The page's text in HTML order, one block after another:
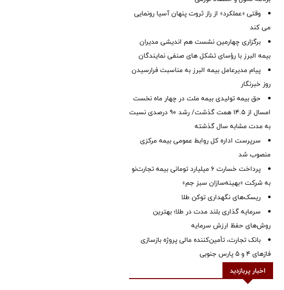
وقتی «عملکرد» از راز ثروت پنهان آسیا رونمایی
می کند
برگزاری چهارمین نشست هم اندیشی مدیران
بیمه البرز با رؤسای تشکل های صنفی نمایندگان
پیام مدیرعامل بیمه البرز به مناسبت فرارسیدن
روز خبرنگار
حق بیمه تولیدی بیمه ملت در چهار ماه نخست
امسال از 14.5 همت گذشت/ رشد 90 درصدی نسبت
به مدت مشابه سال گذشته
سرپرست اداره كل روابط عمومی بیمه مركزی
منصوب شد
پرداخت خسارت ۶ میلیارد تومانی بیمه تجارت‌نو
به شرکت «بهینه‌سازان سبز جم»
ریسک‌های نگهداری توکن طلا
سرمایه گذاری بلند مدت در طلا؛ بهترین
روش‌های حفظ ارزش سرمایه
بانک تجارت، تأمین‌کننده مالی پروژه بازسازی
فازهای ۴ و ۵ پارس جنوبی
اخبار پربازدید